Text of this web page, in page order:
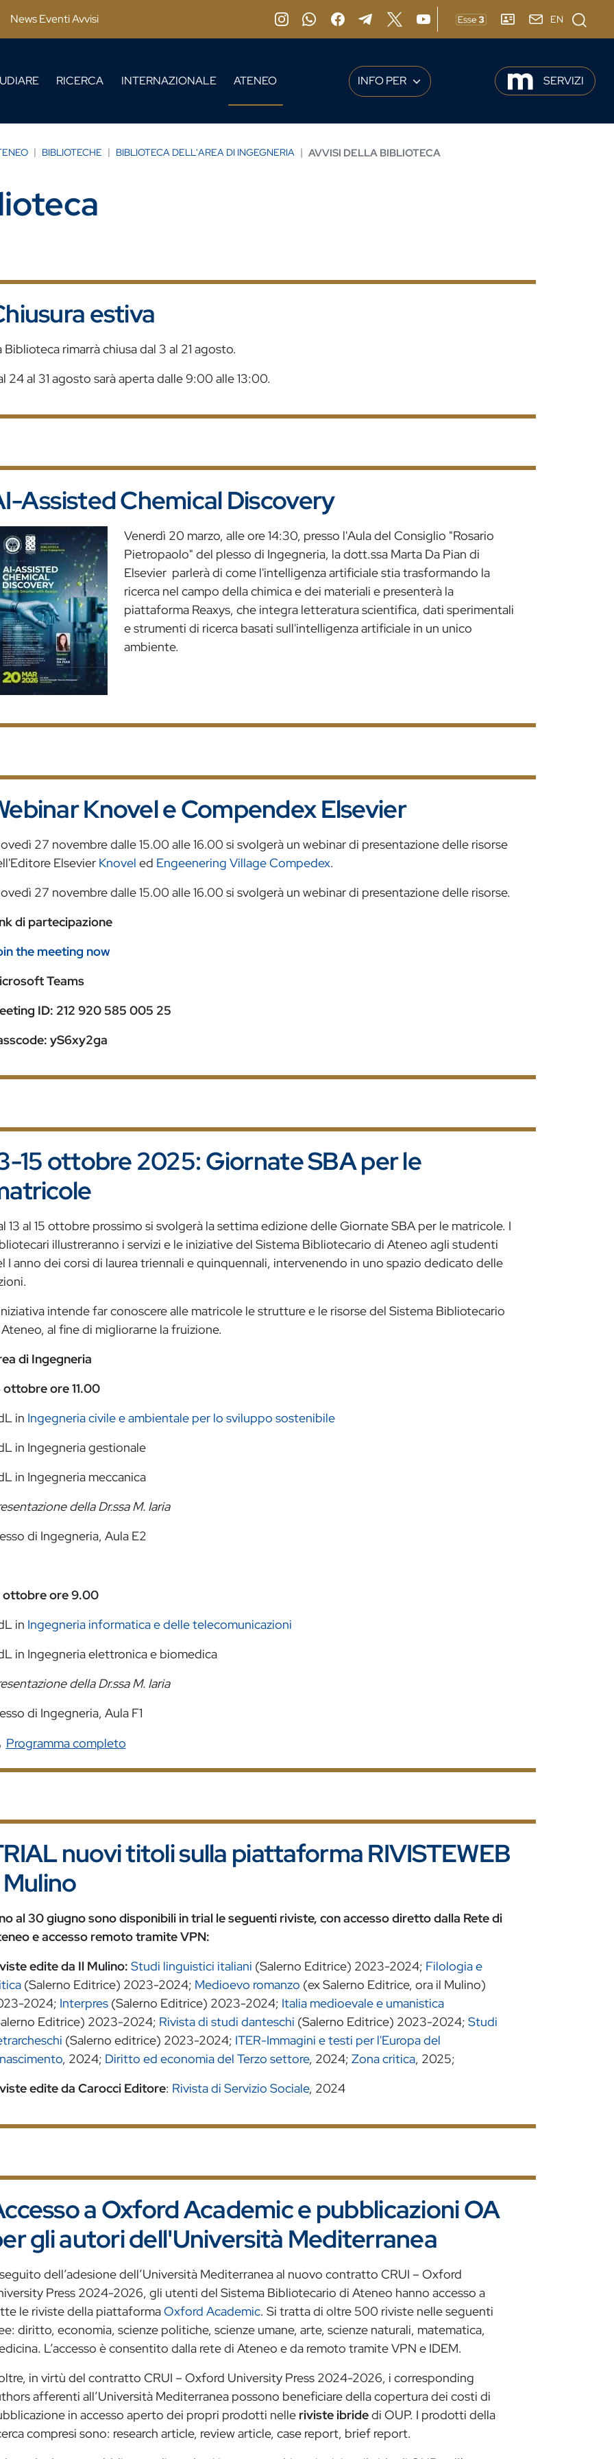
News Eventi Avvisi
InstagramWhatsappFacebookTelegram
X YouTubeESSE3 RUBRICA
webmail
EN Cerca
RICERCA INTERNAZIONALE ATENEO INFO PER SERVIZI
BIBLIOTECHE BIBLIOTECA DELL'AREA DI INGEGNERIA AVVISI DELLA BIBLIOTECA
estiva
Biblioteca rimarrà chiusa dal 3 al 21 agosto.
24 al 31 agosto sarà aperta dalle 9:00 alle 13:00.
Assisted Chemical Discovery
Venerdì 20 marzo, alle ore 14:30, presso l'Aula del Consiglio "Rosario
Pietropaolo" del plesso di Ingegneria, la dott.ssa Marta Da Pian di
Elsevier parlerà di come l'intelligenza artificiale stia trasformando la
ricerca nel campo della chimica e dei materiali e presenterà la
piattaforma Reaxys, che integra letteratura scientifica, dati sperimentali
e strumenti di ricerca basati sull'intelligenza artificiale in un unico
ambiente.
Knovel e Compendex Elsevier
27 novembre dalle 15.00 alle 16.00 si svolgerà un webinar di presentazione delle risorse
Elsevier Knovel ed Engeenering Village Compedex.
27 novembre dalle 15.00 alle 16.00 si svolgerà un webinar di presentazione delle risorse.
di partecipazione
the meeting now
Teams
ID: 212 920 585 005 25
yS6xy2ga
15 ottobre 2025: Giornate SBA per le
13 al 15 ottobre prossimo si svolgerà la settima edizione delle Giornate SBA per le matricole. I
illustreranno i servizi e le iniziative del Sistema Bibliotecario di Ateneo agli studenti
I anno dei corsi di laurea triennali e quinquennali, intervenendo in uno spazio dedicato delle
intende far conoscere alle matricole le strutture e le risorse del Sistema Bibliotecario
al fine di migliorarne la fruizione.
di Ingegneria
ottobre ore 11.00
in Ingegneria civile e ambientale per lo sviluppo sostenibile
in Ingegneria gestionale
in Ingegneria meccanica
della Dr.ssa M. Iaria
di Ingegneria, Aula E2
ottobre ore 9.00
in Ingegneria informatica e delle telecomunicazioni
in Ingegneria elettronica e biomedica
della Dr.ssa M. Iaria
di Ingegneria, Aula F1
Programma completo
nuovi titoli sulla piattaforma RIVISTEWEB
Mulino
al 30 giugno sono disponibili in trial le seguenti riviste, con accesso diretto dalla Rete di
e accesso remoto tramite VPN:
edite da Il Mulino: Studi linguistici italiani (Salerno Editrice) 2023-2024; Filologia e
(Salerno Editrice) 2023-2024; Medioevo romanzo (ex Salerno Editrice, ora il Mulino)
2024; Interpres (Salerno Editrice) 2023-2024; Italia medioevale e umanistica
Editrice) 2023-2024; Rivista di studi danteschi (Salerno Editrice) 2023-2024; Studi
(Salerno editrice) 2023-2024; ITER-Immagini e testi per l'Europa del
, 2024; Diritto ed economia del Terzo settore, 2024; Zona critica, 2025;
edite da Carocci Editore: Rivista di Servizio Sociale, 2024
a Oxford Academic e pubblicazioni OA
gli autori dell'Università Mediterranea
dell’adesione dell’Università Mediterranea al nuovo contratto CRUI – Oxford
Press 2024-2026, gli utenti del Sistema Bibliotecario di Ateneo hanno accesso a
le riviste della piattaformaOxford Academic. Si tratta di oltre 500 riviste nelle seguenti
diritto, economia, scienze politiche, scienze umane, arte, scienze naturali, matematica,
L’accesso è consentito dalla rete di Ateneo e da remoto tramite VPN e IDEM.
in virtù del contratto CRUI – Oxford University Press 2024-2026, i corresponding
afferenti all’Università Mediterranea possono beneficiare della copertura dei costi di
in accesso aperto dei propri prodotti nelle riviste ibridedi OUP. I prodotti della
compresi sono: research article, review article, case report, brief report.